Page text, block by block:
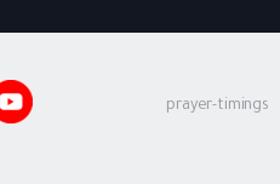
prayer-timings